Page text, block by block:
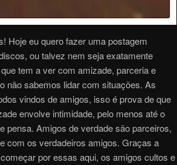
Hoje eu quero fazer uma postagem
ou talvez nem seja exatamente
tem a ver com amizade, parceria e
não sabemos lidar com situações. As
vindos de amigos, isso é prova de que
envolve intimidade, pelo menos até o
pensa. Amigos de verdade são parceiros,
com os verdadeiros amigos. Graças a
por essas aqui, os amigos cultos e